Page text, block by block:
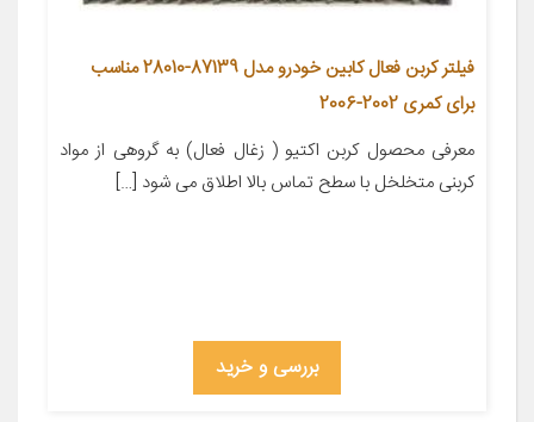
فیلتر کربن فعال کابین خودرو مدل 87139-28010 مناسب
برای کمری 2002-2006
معرفی محصول کربن اکتیو ( زغال فعال) به گروهی از مواد
کربنی متخلخل با سطح تماس بالا اطلاق می شود […]
بررسی و خرید